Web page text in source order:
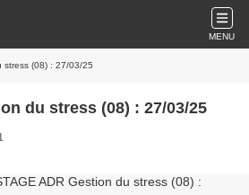
MENU
stress (08) : 27/03/25
du stress (08) : 27/03/25